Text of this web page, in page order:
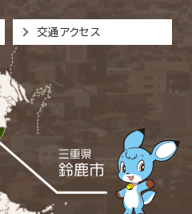
交通アクセス